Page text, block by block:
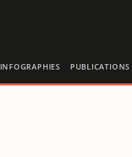
INFOGRAPHIES PUBLICATIONS